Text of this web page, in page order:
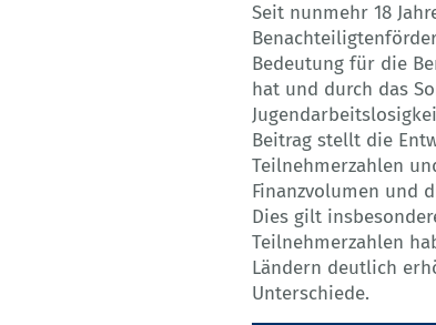
Seit nunmehr 18
Bedeutung für die
hat und durch das
Beitrag stellt die
Teilnehmerzahlen
Finanzvolumen und
Dies gilt
Teilnehmerzahlen
Ländern deutlich
Unterschiede.